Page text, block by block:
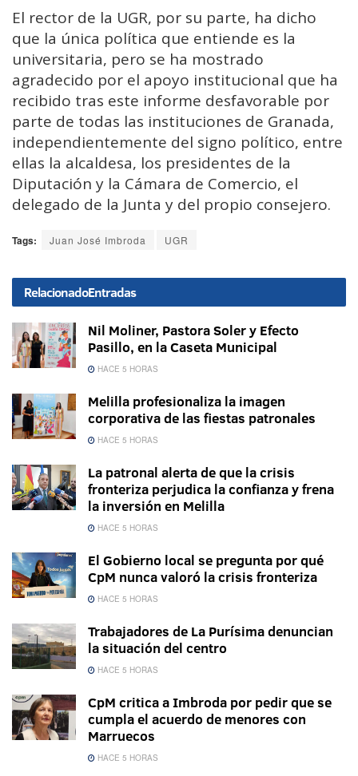
El rector de la UGR, por su parte, ha dicho
que la única política que entiende es la
universitaria, pero se ha mostrado
agradecido por el apoyo institucional que ha
recibido tras este informe desfavorable por
parte de todas las instituciones de Granada,
independientemente del signo político, entre
ellas la alcaldesa, los presidentes de la
Diputación y la Cámara de Comercio, el
delegado de la Junta y del propio consejero.
Tags: Juan José Imbroda UGR
RelacionadoEntradas
Nil Moliner, Pastora Soler y Efecto
Pasillo, en la Caseta Municipal
HACE 5 HORAS
Melilla profesionaliza la imagen
corporativa de las fiestas patronales
HACE 5 HORAS
La patronal alerta de que la crisis
fronteriza perjudica la confianza y frena
la inversión en Melilla
HACE 5 HORAS
El Gobierno local se pregunta por qué
CpM nunca valoró la crisis fronteriza
HACE 5 HORAS
Trabajadores de La Purísima denuncian
la situación del centro
HACE 5 HORAS
CpM critica a Imbroda por pedir que se
cumpla el acuerdo de menores con
Marruecos
HACE 5 HORAS